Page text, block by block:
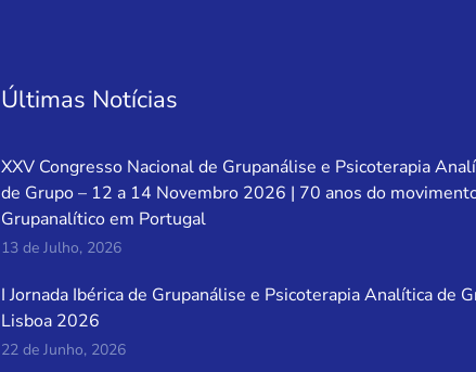
Últimas Notícias
XXV Congresso Nacional de Grupanálise e Psicoterapia
de Grupo – 12 a 14 Novembro 2026 | 70 anos do
Grupanalítico em Portugal
13 de Julho, 2026
I Jornada Ibérica de Grupanálise e Psicoterapia Analítica de
Lisboa 2026
22 de Junho, 2026